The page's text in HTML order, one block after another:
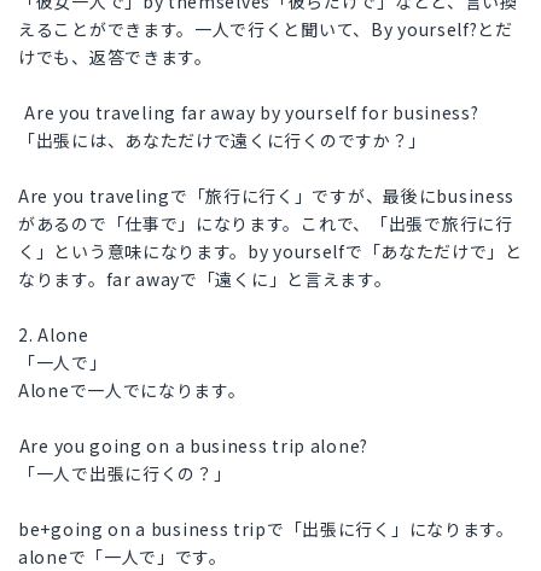
えることができます。一人で行くと聞いて、By yourself?とだ
けでも、返答できます。
⁠ ⁠Are you traveling far away by yourself for business?
「出張には、あなただけで遠くに行くのですか？」
Are you travelingで「旅行に行く」ですが、最後にbusiness
があるので「仕事で」になります。これで、「出張で旅行に行
く」という意味になります。by yourselfで「あなただけで」と
なります。far awayで「遠くに」と言えます。
2. Alone
「一人で」
Aloneで一人でになります。
⁠Are you going on a business trip alone?
「一人で出張に行くの？」
be+going on a business tripで「出張に行く」になります。
aloneで「一人で」です。